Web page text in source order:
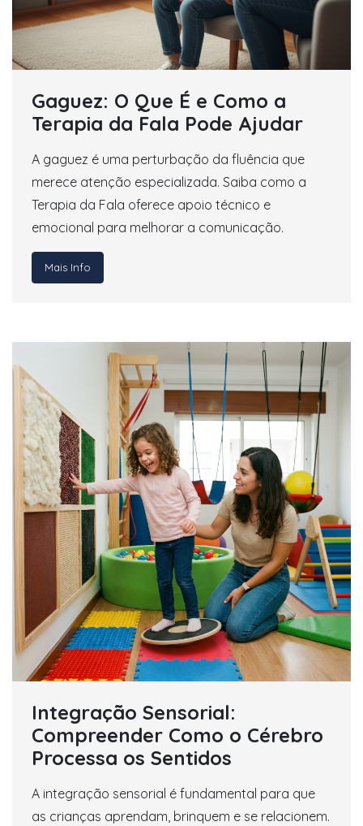
Gaguez: O Que É e Como a
Terapia da Fala Pode Ajudar
A gaguez é uma perturbação da fluência que
merece atenção especializada. Saiba como a
Terapia da Fala oferece apoio técnico e
emocional para melhorar a comunicação.
Mais Info
Integração Sensorial:
Compreender Como o Cérebro
Processa os Sentidos
A integração sensorial é fundamental para que
as crianças aprendam, brinquem e se relacionem.